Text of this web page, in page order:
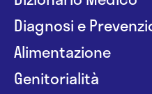
Diagnosi e
Alimentazione
Genitorialità